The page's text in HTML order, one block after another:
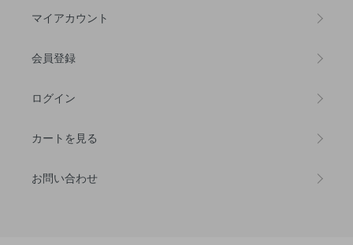
マイアカウント
会員登録
ログイン
カートを見る
お問い合わせ